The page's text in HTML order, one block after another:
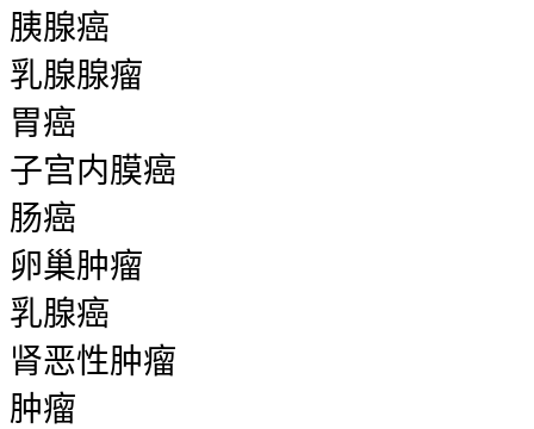
胰腺癌
乳腺腺瘤
胃癌
子宫内膜癌
肠癌
卵巢肿瘤
乳腺癌
肾恶性肿瘤
肿瘤